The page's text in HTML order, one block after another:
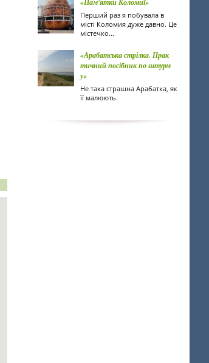
«Пам'ятки Коломиї»
Перший раз я побувала в
місті Коломия дуже давно. Це
містечко...
«Арабатська стрілка. Прак
тичний посібник по штурм
у»
Не така страшна Арабатка, як
її малюють.